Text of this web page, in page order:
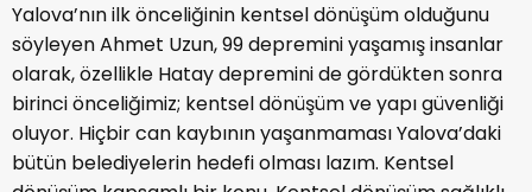
Yalova’nın ilk önceliğinin kentsel dönüşüm olduğunu
söyleyen Ahmet Uzun, 99 depremini yaşamış insanlar
olarak, özellikle Hatay depremini de gördükten sonra
birinci önceliğimiz; kentsel dönüşüm ve yapı güvenliği
oluyor. Hiçbir can kaybının yaşanmaması Yalova’daki
bütün belediyelerin hedefi olması lazım. Kentsel